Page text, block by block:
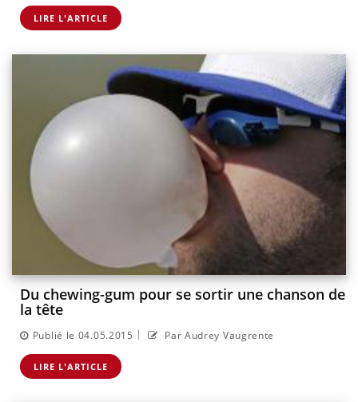
LIRE L'ARTICLE
Du chewing-gum pour se sortir une chanson de
la tête
Publié le 04.05.2015 | Par Audrey Vaugrente
LIRE L'ARTICLE